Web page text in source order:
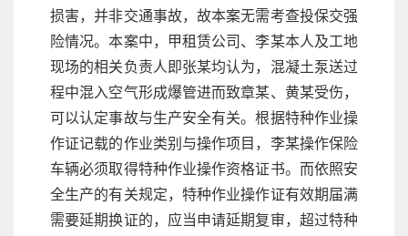
损害，并非交通事故，故本案无需考查投保交强
险情况。本案中，甲租赁公司、李某本人及工地
现场的相关负责人即张某均认为，混凝土泵送过
程中混入空气形成爆管进而致章某、黄某受伤，
可以认定事故与生产安全有关。根据特种作业操
作证记载的作业类别与操作项目，李某操作保险
车辆必须取得特种作业操作资格证书。而依照安
全生产的有关规定，特种作业操作证有效期届满
需要延期换证的，应当申请延期复审，超过特种